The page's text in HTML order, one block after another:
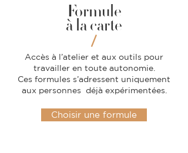
Formule
à la carte
/
Accès à l’atelier et aux outils pour
travailler en toute autonomie.
Ces formules s’adressent uniquement
aux personnes déjà expérimentées.
Choisir une formule